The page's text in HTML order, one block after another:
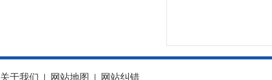
关于我们 | 网站地图 | 网站纠错